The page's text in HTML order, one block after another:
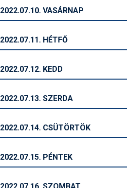
2022.07.10. VASÁRNAP
2022.07.11. HÉTFŐ
2022.07.12. KEDD
2022.07.13. SZERDA
2022.07.14. CSÜTÖRTÖK
2022.07.15. PÉNTEK